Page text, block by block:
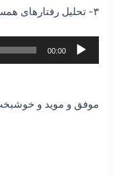
۳- تحلیل رفتارهای همسران
پخش‌کننده
00:00
موفق و موید و